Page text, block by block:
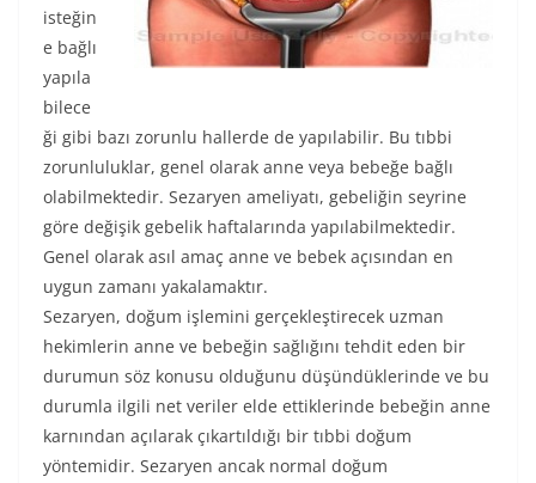
isteğin
e bağlı
yapıla
bilece
ği gibi bazı zorunlu hallerde de yapılabilir. Bu tıbbi
zorunluluklar, genel olarak anne veya bebeğe bağlı
olabilmektedir. Sezaryen ameliyatı, gebeliğin seyrine
göre değişik gebelik haftalarında yapılabilmektedir.
Genel olarak asıl amaç anne ve bebek açısından en
uygun zamanı yakalamaktır.
Sezaryen, doğum işlemini gerçekleştirecek uzman
hekimlerin anne ve bebeğin sağlığını tehdit eden bir
durumun söz konusu olduğunu düşündüklerinde ve bu
durumla ilgili net veriler elde ettiklerinde bebeğin anne
karnından açılarak çıkartıldığı bir tıbbi doğum
yöntemidir. Sezaryen ancak normal doğum